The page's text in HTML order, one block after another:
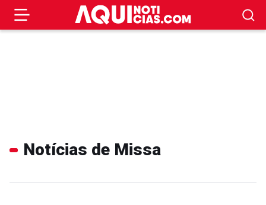
Notícias de Missa